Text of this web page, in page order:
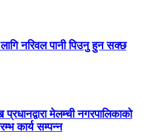
नरिवल पानी पिउनु हुन सक्छ
मेलम्ची नगरपालिकाको
कार्य सम्पन्न